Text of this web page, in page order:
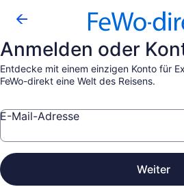
Anmelden oder
Entdecke mit einem einzigen Konto für
FeWo-direkt eine Welt des Reisens.
E-Mail-Adresse
Weiter